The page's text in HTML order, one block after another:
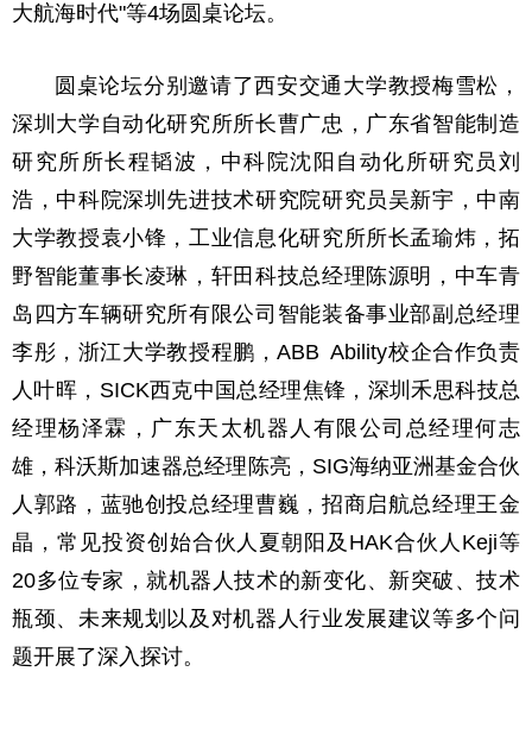
大航海时代"等4场圆桌论坛。
圆桌论坛分别邀请了西安交通大学教授梅雪松，
深圳大学自动化研究所所长曹广忠，广东省智能制造
研究所所长程韬波，中科院沈阳自动化所研究员刘
浩，中科院深圳先进技术研究院研究员吴新宇，中南
大学教授袁小锋，工业信息化研究所所长孟瑜炜，拓
野智能董事长凌琳，轩田科技总经理陈源明，中车青
岛四方车辆研究所有限公司智能装备事业部副总经理
李彤，浙江大学教授程鹏，ABB Ability校企合作负责
人叶晖，SICK西克中国总经理焦锋，深圳禾思科技总
经理杨泽霖，广东天太机器人有限公司总经理何志
雄，科沃斯加速器总经理陈亮，SIG海纳亚洲基金合伙
人郭路，蓝驰创投总经理曹巍，招商启航总经理王金
晶，常见投资创始合伙人夏朝阳及HAK合伙人Keji等
20多位专家，就机器人技术的新变化、新突破、技术
瓶颈、未来规划以及对机器人行业发展建议等多个问
题开展了深入探讨。